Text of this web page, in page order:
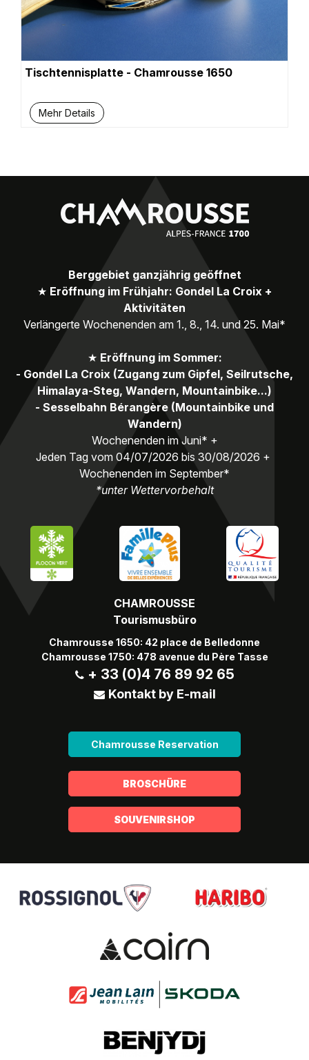
Tischtennisplatte - Chamrousse 1650
Mehr Details
CHAMROUSSE
Tourismusbüro
Chamrousse 1650: 42 place de Belledonne
Chamrousse 1750: 478 avenue du Père Tasse
+ 33 (0)4 76 89 92 65
Kontakt by E-mail
Chamrousse Reservation
Berggebiet ganzjährig geöffnet
★ Eröffnung im Frühjahr: Gondel La Croix +
Aktivitäten
Verlängerte Wochenenden am 1., 8., 14. und 25. Mai*
★ Eröffnung im Sommer:
- Gondel La Croix (Zugang zum Gipfel, Seilrutsche,
Himalaya-Steg, Wandern, Mountainbike...)
- Sesselbahn Bérangère (Mountainbike und
Wandern)
Wochenenden im Juni* +
Jeden Tag vom 04/07/2026 bis 30/08/2026 +
Wochenenden im September*
*unter Wettervorbehalt
BROSCHÜRE
SOUVENIRSHOP